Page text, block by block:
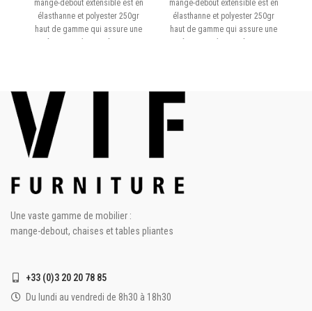
mange-debout extensible est en
élasthanne et polyester 250gr
haut de gamme qui assure une
Grammage 250 gr très
mange-debout extensible est en
élasthanne et polyester 250gr
haut de gamme qui assure une
Une vaste gamme de mobilier :
mange-debout, chaises et tables pliantes
+33 (0)3 20 20 78 85
Du lundi au vendredi de 8h30 à 18h30